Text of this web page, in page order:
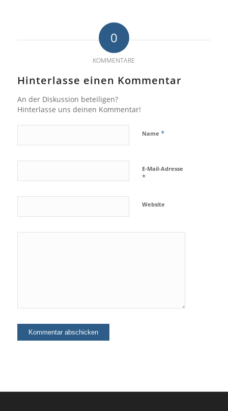
0
KOMMENTARE
Hinterlasse einen Kommentar
An der Diskussion beteiligen?
Hinterlasse uns deinen Kommentar!
Name *
E-Mail-Adresse
*
Website